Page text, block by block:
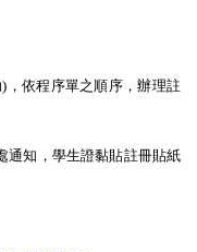
) ，依程序單之順序，辦理註
通知， 學生證黏貼註冊貼紙